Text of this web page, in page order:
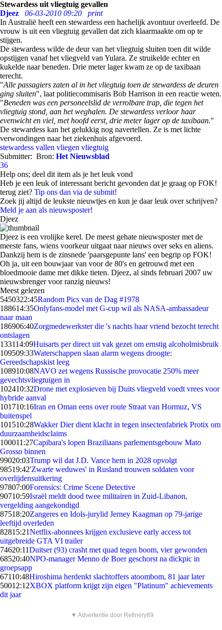
Stewardess uit vliegtuig gevallen
Djeez
06-03-2010 09:20
print
In Australië heeft een stewardess een hachelijk avontuur overleefd. De
vrouw is uit een vliegtuig gevallen dat zich klaarmaakte om op te
stijgen.
De stewardess wilde de deur van het vliegtuig sluiten toen dit wilde
opstijgen vanaf het vliegveld van Yulara. Ze struikelde echter en
kukelde naar beneden. Drie meter lager kwam ze op de taxibaan
terecht.
"Alle passagiers zaten al in het vliegtuig toen de stewardess de deuren
ging sluiten", laat politiecommisaris Bob Harrison in een reactie weten.
"Beneden was een personeelslid de verrolbare trap, die tegen het
vliegtuig stond, aan het weghalen. De stewardess verloor haar
evenwicht en viel, met hoofd eerst, drie meter lager op de taxibaan."
De stewardess kan het gelukkig nog navertellen. Ze is met lichte
verwondingen naar het ziekenhuis afgevoerd.
stewardess vallen vliegen vliegtuig
Submitter: Bron: Het Nieuwsblad
36
Help ons; deel dit item als je het leuk vond
Heb je een leuk of interessant bericht gevonden dat je graag op FOK!
terug ziet? Tip ons dan via de submit!
Zoek jij altijd de leukste nieuwtjes en kun je daar leuk over schrijven?
Meld je aan als nieuwsposter!
Djeez
Djeez is een vrolijke kerel. De meest gehate nieuwsposter met de
meeste fans, wiens voorkeur uitgaat naar nieuws over seks en aliens.
Dankzij hem is de zinsnede 'paarsgepunte lans' een begrip op FOK!
Oh ja, uit een bouwjaar van voor de 80's en getrouwd met een
bloedmooie dame met dikke tieten. Djeez, al sinds februari 2007 uw
nieuwsbrenger voor ranzig nieuws!
Meest gelezen
5450322:45Random Pics van de Dag #1978
188614:35Onlyfans-model met G-cup wil als NASA-ambassadeur
naar maan
186906:40Zorgmedewerkster die 's nachts haar vriend bezocht terecht
ontslagen
133114:09Huisarts per direct uit vak gezet om ernstig alcoholmisbruik
109509:33Waterschappen slaan alarm wegens droogte:
Gereedschapskist leeg
108910:08NAVO zet wegens Russische provocatie 250% meer
gevechtsvliegtuigen in
102410:32Drone met explosieven bij Duits vliegveld voedt vrees voor
hybride aanval
101710:16Iran en Oman eens over route Straat van Hormuz, VS
buitenspel
101510:28Wakker Dier dient klacht in tegen insectenfabriek Protix om
duurzaamheidsclaims
100011:27Capibara's lopen Braziliaans parlementsgebouw Mato
Grosso binnen
99020:03Trump wil dat J.D. Vance hem in 2028 opvolgt
98519:42'Zwarte weduwes' in Rusland trouwen soldaten voor
overlijdensuitkering
97807:00Forensics: Crime Scene Detective
90710:59Israël meldt dood twee militairen in Zuid-Libanon,
vergelding aangekondigd
87518:20Zangeres en Idols-jurylid Jerney Kaagman op 79-jarige
leeftijd overleden
82815:21Netflix-abonnees krijgen exclusieve early access tot
uitgebreide GTA VI trailer
74620:11Duitser (93) crasht met quad tegen boom, vier gewonden
68520:40NPO-manager Menno de Boer geschorst na dickpic in
groepsapp
67110:48Hiroshima herdenkt slachtoffers atoombom, 81 jaar later
50012:12XBOX platform krijgt zijn eigen "Platinum" achievements
dit jaar
▼ Advertentie door Refinery89